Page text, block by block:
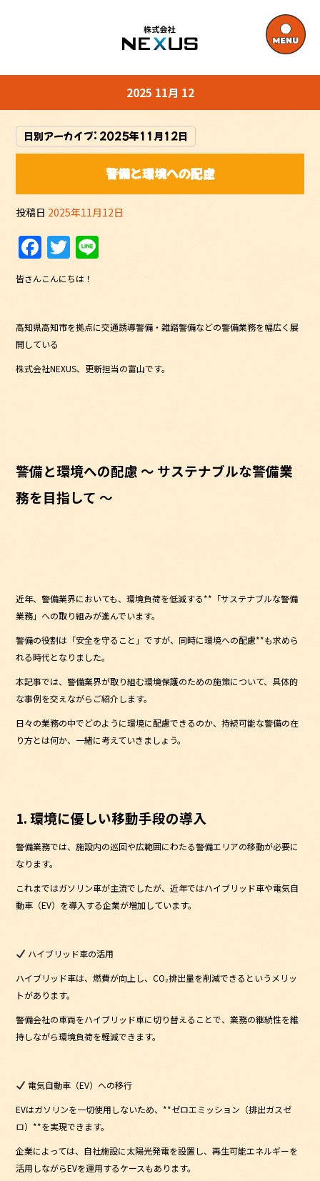
2025 11月 12
日別アーカイブ: 2025年11月12日
警備と環境への配慮
投稿日 2025年11月12日
F
a
c
e
b
o
o
T
w
itt
er
皆さんこんにちは！
高知県高知市を拠点に交通誘導警備・雑踏警備などの警備業務を幅広く展
開している
株式会社NEXUS、更新担当の富山です。
警備と環境への配慮 ～ サステナブルな警備業
務を目指して ～
近年、警備業界においても、環境負荷を低減する**「サステナブルな警備
業務」への取り組みが進んでいます。
警備の役割は「安全を守ること」ですが、同時に環境への配慮**も求めら
れる時代となりました。
本記事では、警備業界が取り組む環境保護のための施策について、具体的
な事例を交えながらご紹介します。
日々の業務の中でどのように環境に配慮できるのか、持続可能な警備の在
り方とは何か、一緒に考えていきましょう。
1. 環境に優しい移動手段の導入
警備業務では、施設内の巡回や広範囲にわたる警備エリアの移動が必要に
なります。
これまではガソリン車が主流でしたが、近年ではハイブリッド車や電気自
動車（EV）を導入する企業が増加しています。
ハイブリッド車の活用
ハイブリッド車は、燃費が向上し、CO₂排出量を削減できるというメリッ
トがあります。
警備会社の車両をハイブリッド車に切り替えることで、業務の継続性を維
持しながら環境負荷を軽減できます。
電気自動車（EV）への移行
EVはガソリンを一切使用しないため、**ゼロエミッション（排出ガスゼ
ロ）**を実現できます。
企業によっては、自社施設に太陽光発電を設置し、再生可能エネルギーを
活用しながらEVを運用するケースもあります。